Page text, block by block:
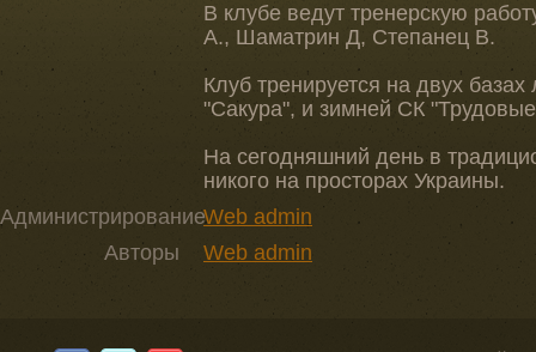
В клубе ведут тренерскую
А., Шаматрин Д, Степанец В.
Клуб тренируется на двух
"Сакура", и зимней СК
На сегодняшний день в
никого на просторах Украины.
АдминистрированиеWeb admin
Авторы
Web admin